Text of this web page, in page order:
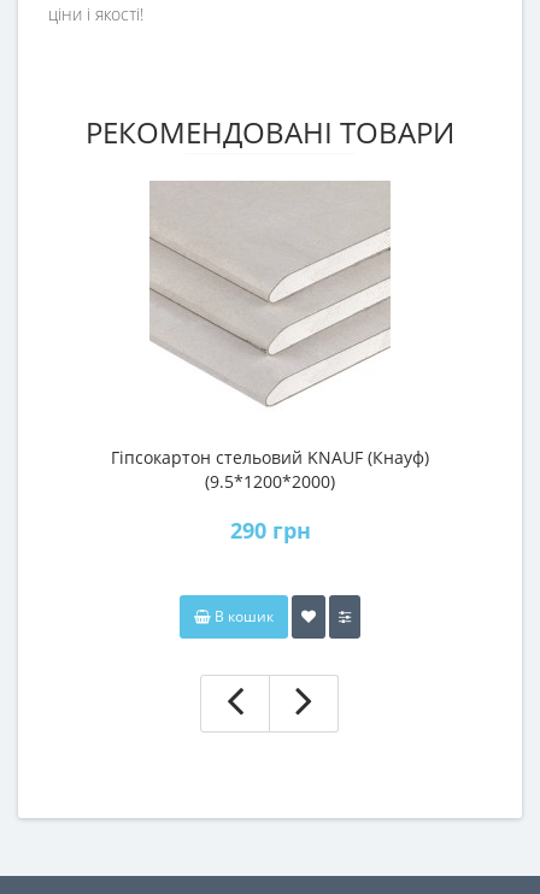
ціни і якості!
РЕКОМЕНДОВАНІ ТОВАРИ
Гіпсокартон стельовий KNAUF (Кнауф)
(9.5*1200*2000)
290 грн
В кошик